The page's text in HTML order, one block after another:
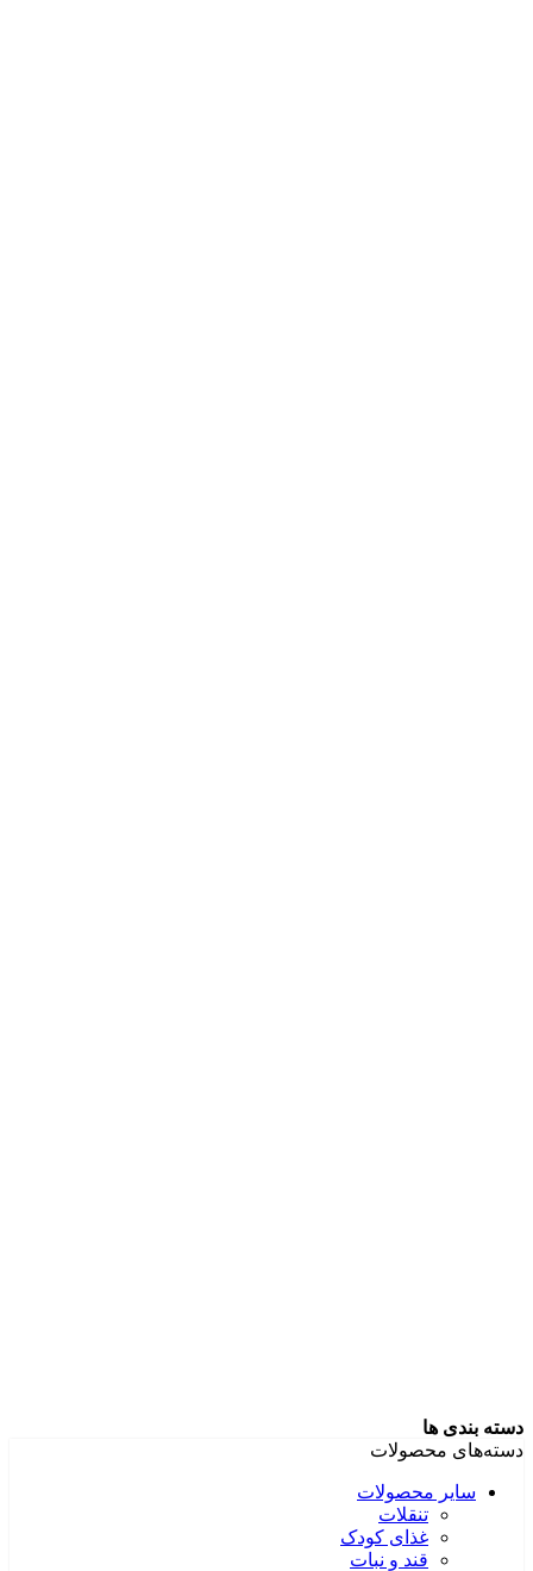
دسته بندی ها
دسته‌های محصولات
سایر محصولات
تنقلات
غذای کودک
قند و نبات